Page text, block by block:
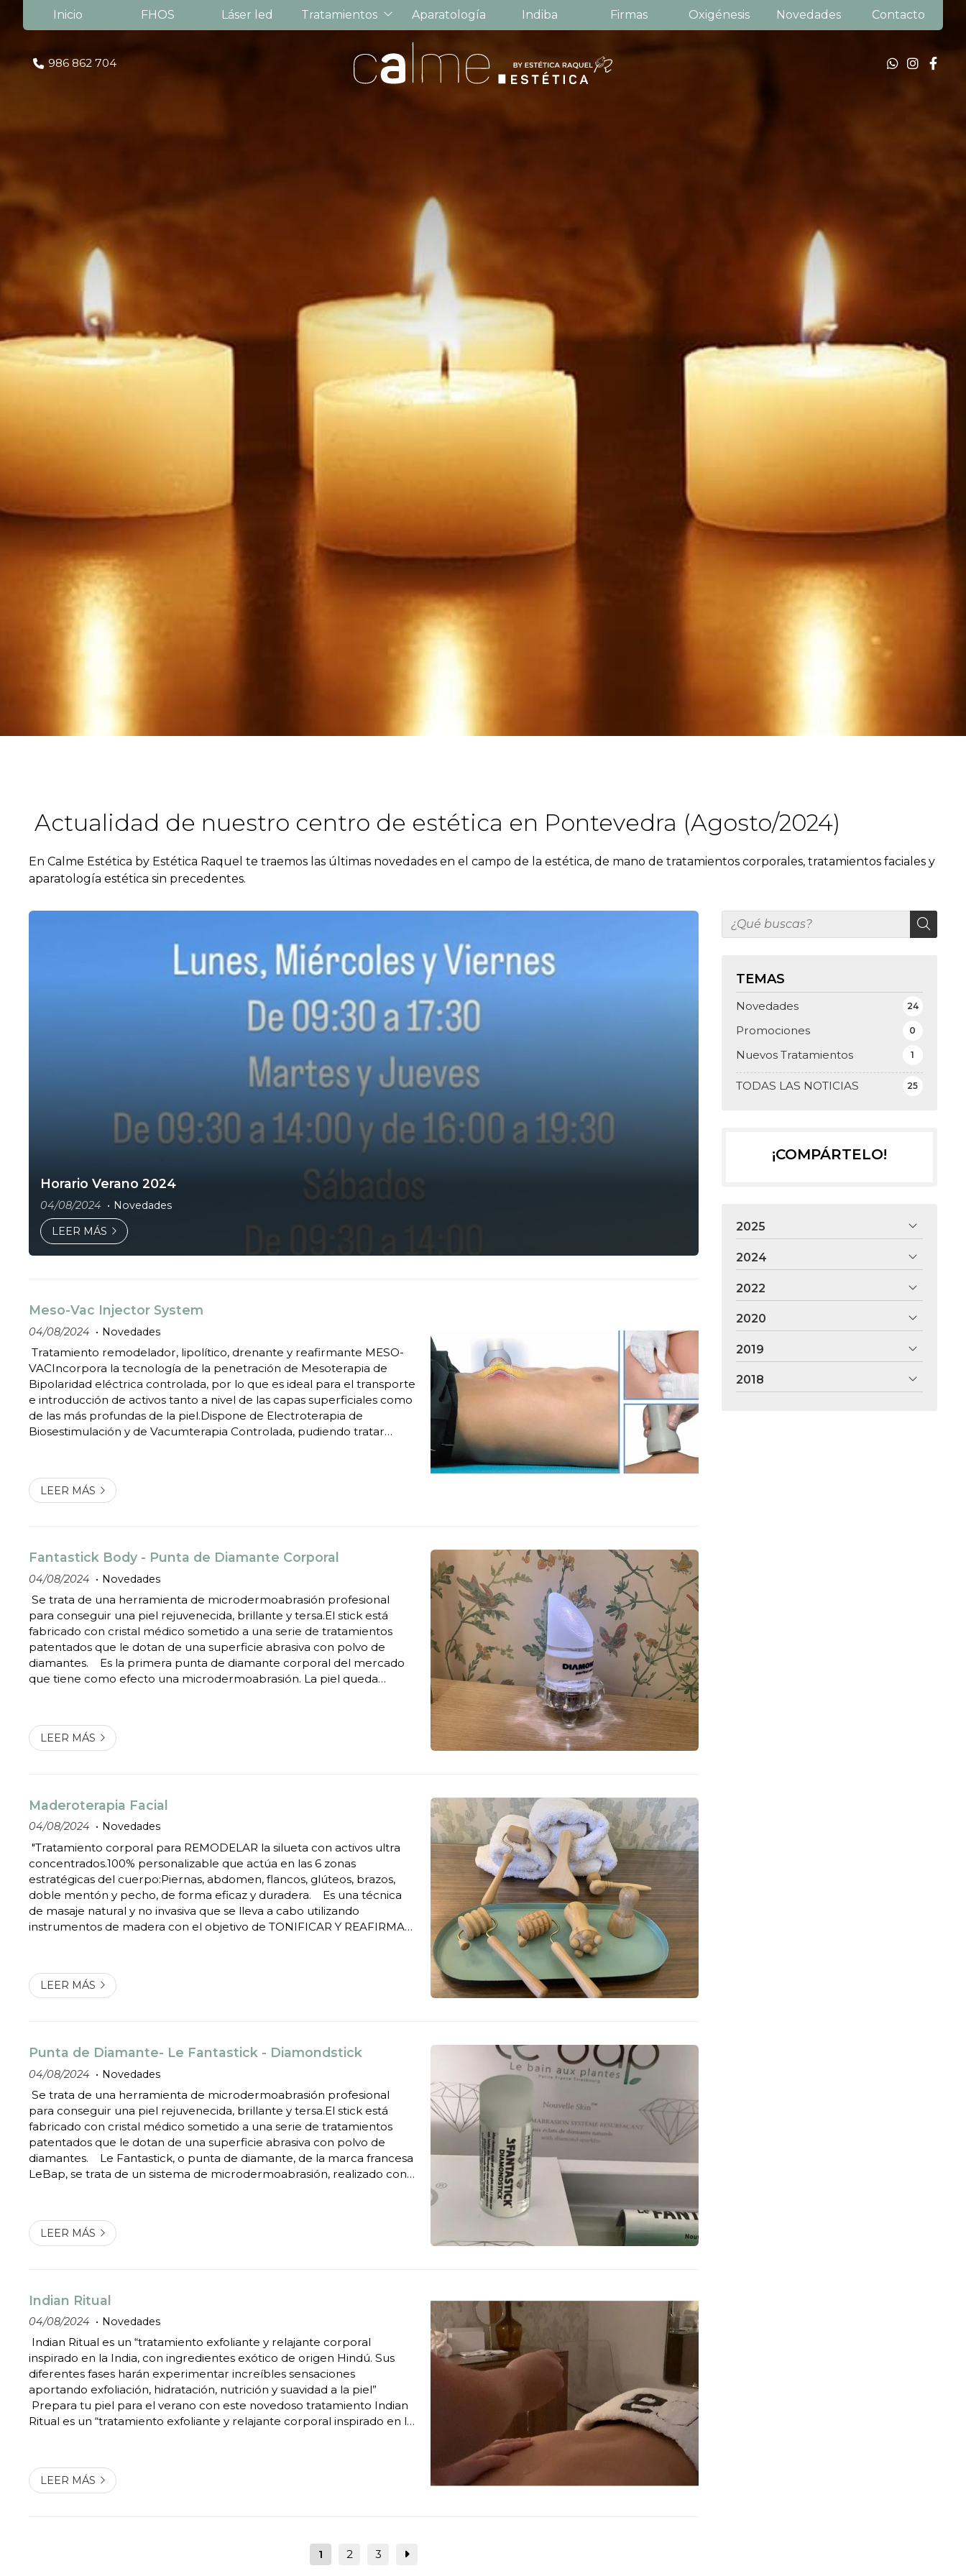
986 862 704
Inicio FHOS Láser led Tratamientos Aparatología Indiba Firmas Oxigénesis Novedades Contacto
Actualidad de nuestro centro de estética en Pontevedra (Agosto/2024)
En Calme Estética by Estética Raquel te traemos las últimas novedades en el campo de la estética, de mano de tratamientos corporales, tratamientos faciales y
aparatología estética sin precedentes.
TEMAS
TODAS LAS NOTICIAS 25
Novedades 24
Promociones 0
Nuevos Tratamientos 1
Horario Verano 2024
04/08/2024
Novedades
LEER MÁS
Meso-Vac Injector System
04/08/2024 Novedades
Tratamiento remodelador, lipolítico, drenante y reafirmante MESO-
VACIncorpora la tecnología de la penetración de Mesoterapia de
Bipolaridad eléctrica controlada, por lo que es ideal para el transporte
e introducción de activos tanto a nivel de las capas superficiales como
de las más profundas de la piel.Dispone de Electroterapia de
Biosestimulación y de Vacumterapia Controlada, pudiendo tratar
LEER MÁS
Fantastick Body - Punta de Diamante Corporal
04/08/2024 Novedades
Se trata de una herramienta de microdermoabrasión profesional
para conseguir una piel rejuvenecida, brillante y tersa.El stick está
fabricado con cristal médico sometido a una serie de tratamientos
patentados que le dotan de una superficie abrasiva con polvo de
diamantes. Es la primera punta de diamante corporal del mercado
que tiene como efecto una microdermoabrasión. La piel queda
LEER MÁS
Maderoterapia Facial
04/08/2024 Novedades
"Tratamiento corporal para REMODELAR la silueta con activos ultra
concentrados.100% personalizable que actúa en las 6 zonas
estratégicas del cuerpo:Piernas, abdomen, flancos, glúteos, brazos,
doble mentón y pecho, de forma eficaz y duradera. Es una técnica
de masaje natural y no invasiva que se lleva a cabo utilizando
instrumentos de madera con el objetivo de TONIFICAR Y REAFIRMAR
LEER MÁS
Punta de Diamante- Le Fantastick - Diamondstick
04/08/2024 Novedades
Se trata de una herramienta de microdermoabrasión profesional
para conseguir una piel rejuvenecida, brillante y tersa.El stick está
fabricado con cristal médico sometido a una serie de tratamientos
patentados que le dotan de una superficie abrasiva con polvo de
diamantes. Le Fantastick, o punta de diamante, de la marca francesa
LeBap, se trata de un sistema de microdermoabrasión, realizado con
LEER MÁS
Indian Ritual
04/08/2024 Novedades
Indian Ritual es un “tratamiento exfoliante y relajante corporal
inspirado en la India, con ingredientes exótico de origen Hindú. Sus
diferentes fases harán experimentar increíbles sensaciones
aportando exfoliación, hidratación, nutrición y suavidad a la piel”
Prepara tu piel para el verano con este novedoso tratamiento Indian
Ritual es un “tratamiento exfoliante y relajante corporal inspirado en la
LEER MÁS
1 2 3
¡COMPÁRTELO!
2025
2024
2022
2020
2019
2018